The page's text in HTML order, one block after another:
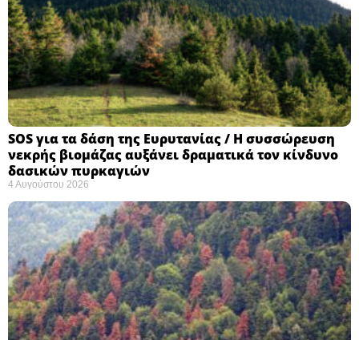
SOS για τα δάση της Ευρυτανίας / Η συσσώρευση
νεκρής βιομάζας αυξάνει δραματικά τον κίνδυνο
δασικών πυρκαγιών
4 Αυγούστου 2026